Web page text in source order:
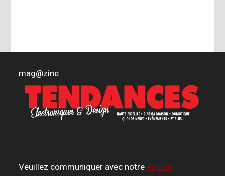
mag@zine
Veuillez communiquer avec notre équipe